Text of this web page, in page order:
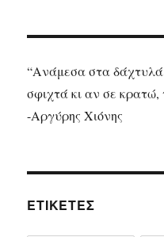
“Ανάμεσα στα
σφιχτά κι αν σε κρατώ,
-Αργύρης Χιόνης
ΕΤΙΚΈΤΕΣ